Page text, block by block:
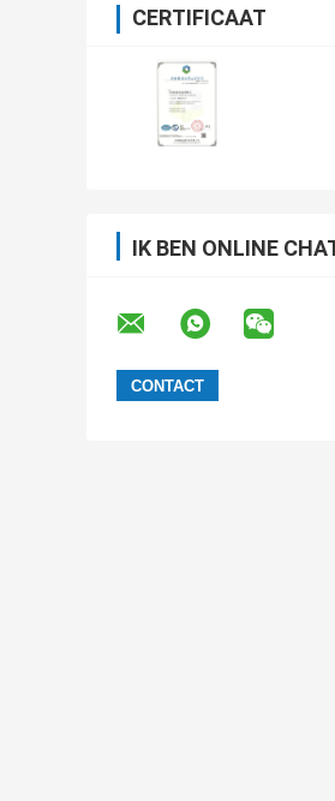
CERTIFICAAT
IK BEN ONLINE